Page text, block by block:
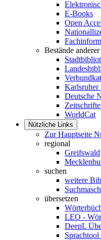
E-Books
Open
Bestände
Karlsruher
Deutsche
WorldCat
Nützliche Links
Zur Hauptseite
regional
Greifswald
suchen
weitere
übersetzen
LEO -
DeepL
Sprachtool